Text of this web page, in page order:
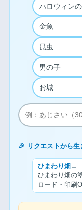
ハロウィン
金魚
昆虫
男の子
お城
🎉 リクエストから生
ひまわり畑 →
ひまわり畑の
ロード・印刷